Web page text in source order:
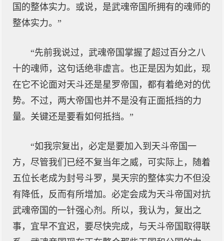
国的整体实力。或说，是武魂帝国所拥有的魂师的
整体实力。”
“先前我说过，武魂帝国掌握了超过百分之八
十的魂师，这句话绝非虚言。也正是因为如此，现
在它不论面对天斗还是星罗帝国，都有着绝对的优
势。不过，两大帝国也并不是没有正面抵挡的力
量。关键还是要看如何抵挡。”
“如我宗复出，必定是要加入到天斗帝国一
方，尽管我们已经不复当年之威，可实际上，随着
五位长老成为封号斗罗，昊天宗的整体实力不但没
有降低，反而有所增加。必定会成为天斗帝国对抗
武魂帝国的一针强心剂。所以，我认为，复出之
事，宜早不宜迟，要尽快完成，与天斗帝国取得联